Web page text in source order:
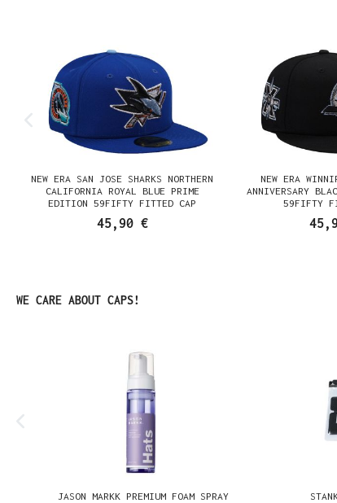
NEW ERA SAN JOSE SHARKS NORTHERN
CALIFORNIA ROYAL BLUE PRIME
EDITION 59FIFTY FITTED CAP
45,90 €
NEW ERA
ANNIVERSARY
59FIFTY
Produktgalerie überspringen
WE CARE ABOUT CAPS!
JASON MARKK PREMIUM FOAM SPRAY